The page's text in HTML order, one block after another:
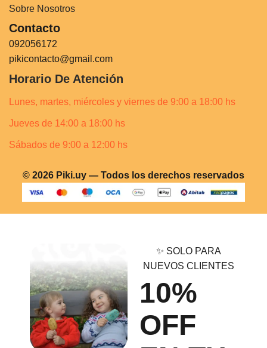
Sobre Nosotros
Contacto
092056172
pikicontacto@gmail.com
Horario De Atención
Lunes, martes, miércoles y viernes de 9:00 a 18:00 hs
Jueves de 14:00 a 18:00 hs
Sábados de 9:00 a 12:00 hs
© 2026 Piki.uy — Todos los derechos reservados
✨ SOLO PARA
NUEVOS CLIENTES
10%
OFF